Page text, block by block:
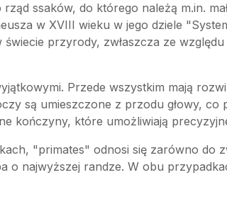
ssaków, do którego należą m.in.
w XVIII wieku w jego dziele
przyrody, zwłaszcza ze
Przede wszystkim mają
są umieszczone z przodu głowy, co
kończyny, które umożliwiają
"primates" odnosi się zarówno do
o najwyższej randze. W obu